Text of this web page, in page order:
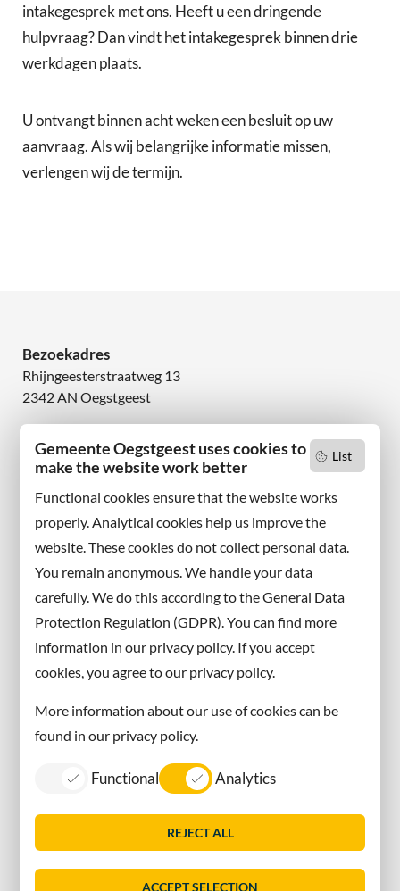
List
Gemeente Oegstgeest uses cookies to
make the website work better
Functional cookies ensure that the website works
properly. Analytical cookies help us improve the
website. These cookies do not collect personal data.
You remain anonymous. We handle your data
carefully. We do this according to the General Data
Protection Regulation (GDPR). You can find more
information in our privacy policy. If you accept
cookies, you agree to our privacy policy.
More information about our use of cookies can be
found in our privacy policy.
Functional Analytics
REJECT ALL
ACCEPT SELECTION
intakegesprek met ons. Heeft u een dringende
hulpvraag? Dan vindt het intakegesprek binnen drie
werkdagen plaats.
U ontvangt binnen acht weken een besluit op uw
aanvraag. Als wij belangrijke informatie missen,
verlengen wij de termijn.
Bezoekadres
Rhijngeesterstraatweg 13
2342 AN Oegstgeest
Wilt u niets missen?
Abonneer u op onze nieuwsbrief
Facebook
X
Instagram
Contact met de gemeente
Contact
Information in English
Sitemap
Toegankelijkheid